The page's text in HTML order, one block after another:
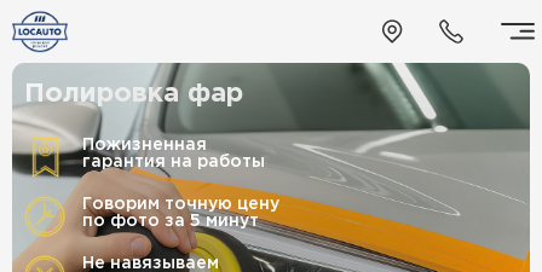
Полировка фар
Пожизненная
гарантия на работы
Говорим точную цену
по фото за 5 минут
Не навязываем